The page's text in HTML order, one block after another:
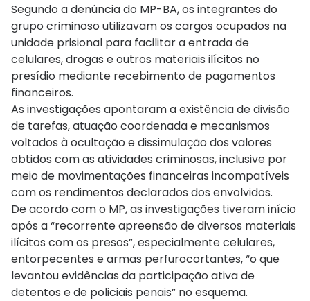
Segundo a denúncia do MP-BA, os integrantes do
grupo criminoso utilizavam os cargos ocupados na
unidade prisional para facilitar a entrada de
celulares, drogas e outros materiais ilícitos no
presídio mediante recebimento de pagamentos
financeiros.
As investigações apontaram a existência de divisão
de tarefas, atuação coordenada e mecanismos
voltados à ocultação e dissimulação dos valores
obtidos com as atividades criminosas, inclusive por
meio de movimentações financeiras incompatíveis
com os rendimentos declarados dos envolvidos.
De acordo com o MP, as investigações tiveram início
após a “recorrente apreensão de diversos materiais
ilícitos com os presos”, especialmente celulares,
entorpecentes e armas perfurocortantes, “o que
levantou evidências da participação ativa de
detentos e de policiais penais” no esquema.